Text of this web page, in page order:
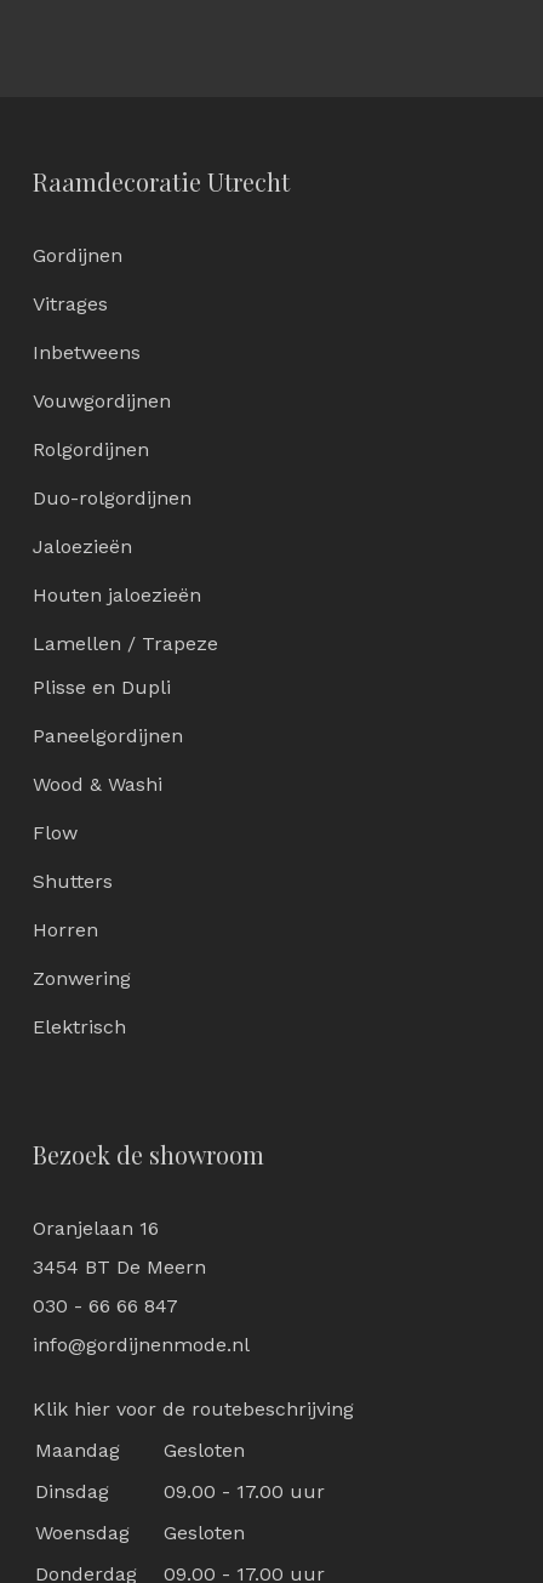
Raamdecoratie Utrecht
Gordijnen
Vitrages
Inbetweens
Vouwgordijnen
Rolgordijnen
Duo-rolgordijnen
Jaloezieën
Houten jaloezieën
Lamellen / Trapeze
Plisse en Dupli
Paneelgordijnen
Wood & Washi
Flow
Shutters
Horren
Zonwering
Elektrisch
Bezoek de showroom
Oranjelaan 16
3454 BT De Meern
030 - 66 66 847
info@gordijnenmode.nl
Klik hier voor de routebeschrijving
Maandag
Gesloten
Dinsdag
09.00 - 17.00 uur
Woensdag
Gesloten
Donderdag
09.00 - 17.00 uur